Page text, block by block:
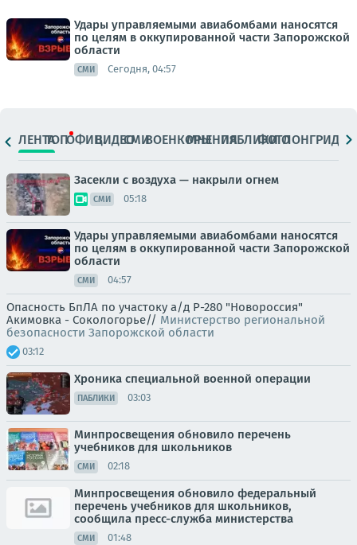
Удары управляемыми авиабомбами наносятся
по целям в оккупированной части Запорожской
области
СМИ Сегодня, 04:57
ЛЕНТАТОПОФИЦ.ВИДЕОСМИВОЕНКОРЫМНЕНИЯПАБЛИКИ
ФОТОЛОНГРИДЫ
Засекли с воздуха — накрыли огнем
СМИ 05:18
Удары управляемыми авиабомбами наносятся
по целям в оккупированной части Запорожской
области
СМИ 04:57
Опасность БпЛА по участоку а/д Р-280 "Новороссия"
Акимовка - Сокологорье// Министерство региональной
безопасности Запорожской области
03:12
Хроника специальной военной операции
ПАБЛИКИ 03:03
Минпросвещения обновило перечень
учебников для школьников
СМИ 02:18
Минпросвещения обновило федеральный
перечень учебников для школьников,
сообщила пресс-служба министерства
СМИ 01:48